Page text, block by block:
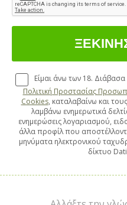
Είμαι άνω των 18.
Πολιτική Προστασίας
Cookies, καταλαβαίνω και
λαμβάνω ενημερωτικά
ενημερώσεις λογαριασμού,
άλλα προφίλ που
μηνύματα ηλεκτρονικού
δίκτυο